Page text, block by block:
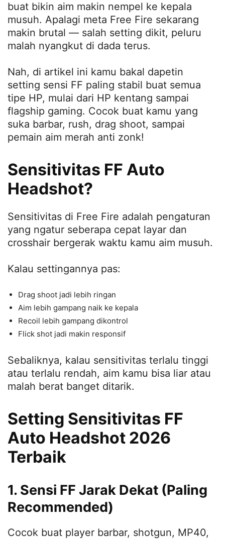
buat bikin aim makin nempel ke kepala
musuh. Apalagi meta Free Fire sekarang
makin brutal — salah setting dikit, peluru
malah nyangkut di dada terus.
Nah, di artikel ini kamu bakal dapetin
setting sensi FF paling stabil buat semua
tipe HP, mulai dari HP kentang sampai
flagship gaming. Cocok buat kamu yang
suka barbar, rush, drag shoot, sampai
pemain aim merah anti zonk!
Sensitivitas FF Auto
Headshot?
Sensitivitas di Free Fire adalah pengaturan
yang ngatur seberapa cepat layar dan
crosshair bergerak waktu kamu aim musuh.
Kalau settingannya pas:
Drag shoot jadi lebih ringan
Aim lebih gampang naik ke kepala
Recoil lebih gampang dikontrol
Flick shot jadi makin responsif
Sebaliknya, kalau sensitivitas terlalu tinggi
atau terlalu rendah, aim kamu bisa liar atau
malah berat banget ditarik.
Setting Sensitivitas FF
Auto Headshot 2026
Terbaik
1. Sensi FF Jarak Dekat (Paling
Recommended)
Cocok buat player barbar, shotgun, MP40,